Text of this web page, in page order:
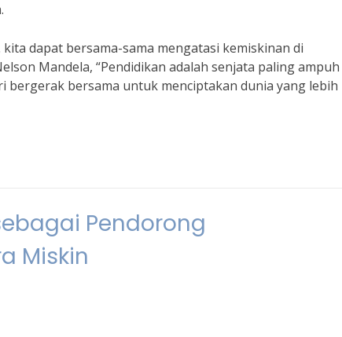
dapat bersama-sama mengatasi kemiskinan di
Mandela, “Pendidikan adalah senjata paling ampuh
bersama untuk menciptakan dunia yang lebih
Pendorong
Miskin